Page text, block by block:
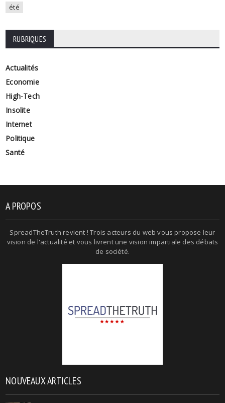
été
RUBRIQUES
Actualités
Economie
High-Tech
Insolite
Internet
Politique
Santé
A PROPOS
SpreadTheTruth revient ! Trois acteurs du web vous propose leur
vision de l'actualité et vous livrent une vision impartiale des débats
de société.
NOUVEAUX ARTICLES